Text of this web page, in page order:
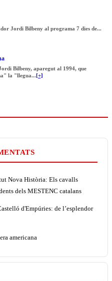
Jordi Bilbeny al programa 7 dies de...
Bilbeny, aparegut al 1994, que
la "llegua...[+]
Nova Història: Els cavalls
dels MESTENC catalans
d'Empúries: de l’esplendor
americana